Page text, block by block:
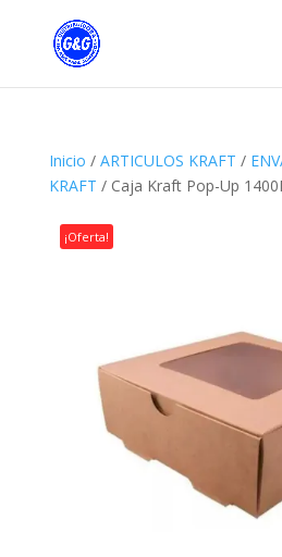
Inicio / ARTICULOS KRAFT /
KRAFT / Caja Kraft Pop-Up
¡Oferta!